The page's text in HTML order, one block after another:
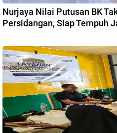
Nurjaya Nilai Putusan BK
Persidangan, Siap Tempuh